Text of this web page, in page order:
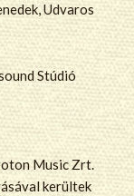
Udvaros
Stúdió
Music Zrt.
kerültek